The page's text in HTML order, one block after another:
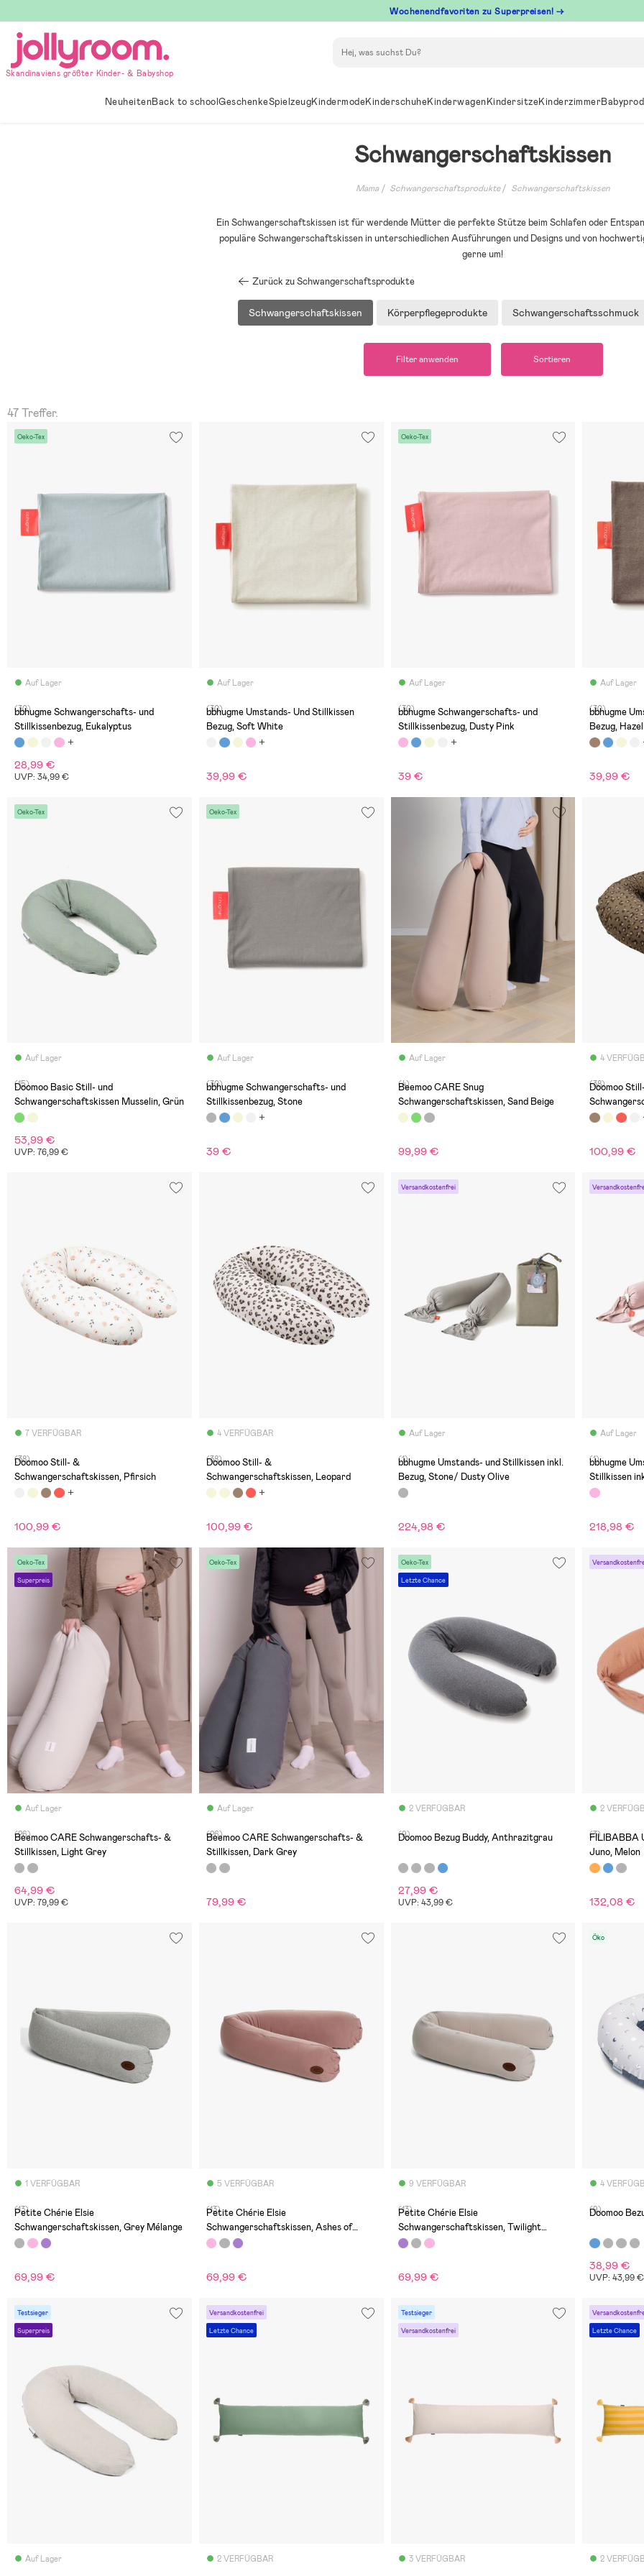
till
innehållet
Wochenendfavoriten zu Superpreisen! →
Skandinaviens größter Kinder- & Babyshop
NeuheitenBack to schoolGeschenkeSpielzeugKindermodeKinderschuheKinderwagenKindersitzeKinderzimmer
Schwangerschaftskissen
Mama Schwangerschaftsprodukte Schwangerschaftskissen
Ein Schwangerschaftskissen ist für werdende Mütter die perfekte Stütze beim Schlafen oder
populäre Schwangerschaftskissen in unterschiedlichen Ausführungen und Designs und von
gerne um!
Zurück zu Schwangerschaftsprodukte
Schwangerschaftskissen Körperpflegeprodukte Schwangerschaftsschmuck
Filter anwenden Sortieren
47 Treffer.
Oeko-Tex
Auf Lager
(30)
bbhugme Schwangerschafts- und
Stillkissenbezug, Eukalyptus
28,99 €
UVP: 34,99 €
Auf Lager
(30)
bbhugme Umstands- Und Stillkissen
Bezug, Soft White
39,99 €
Oeko-Tex
Auf Lager
(30)
bbhugme Schwangerschafts- und
Stillkissenbezug, Dusty Pink
39 €
Auf Lager
(30)
bbhugme
Bezug,
39,99 €
Oeko-Tex
Auf Lager
(15)
Doomoo Basic Still- und
Schwangerschaftskissen Musselin, Grün
53,99 €
UVP: 76,99 €
Oeko-Tex
Auf Lager
(30)
bbhugme Schwangerschafts- und
Stillkissenbezug, Stone
39 €
Auf Lager
(4)
Beemoo CARE Snug
Schwangerschaftskissen, Sand Beige
99,99 €
4
(38)
Doomoo Still- &
Leopard
100,99 €
7 VERFÜGBAR
(38)
Doomoo Still- &
Schwangerschaftskissen, Pfirsich
100,99 €
4 VERFÜGBAR
(38)
Doomoo Still- &
Schwangerschaftskissen, Leopard
100,99 €
Versandkostenfrei
Auf Lager
(1)
bbhugme Umstands- und Stillkissen inkl.
Bezug, Stone/ Dusty Olive
224,98 €
Auf Lager
(1)
bbhugme
Stillkissen
Pink/
218,98 €
Oeko-Tex
Superpreis
Auf Lager
(26)
Beemoo CARE Schwangerschafts- &
Stillkissen, Light Grey
64,99 €
UVP: 79,99 €
Oeko-Tex
Auf Lager
(26)
Beemoo CARE Schwangerschafts- &
Stillkissen, Dark Grey
79,99 €
Oeko-Tex
Letzte Chance
2 VERFÜGBAR
(9)
Doomoo Bezug Buddy, Anthrazitgrau
27,99 €
UVP: 43,99 €
2
(3)
FILIBABBA
Juno, Melon
132,08 €
1 VERFÜGBAR
(13)
Petite Chérie Elsie
Schwangerschaftskissen, Grey Mélange
69,99 €
5 VERFÜGBAR
(13)
Petite Chérie Elsie
Schwangerschaftskissen, Ashes of
Roses
69,99 €
9 VERFÜGBAR
(13)
Petite Chérie Elsie
Schwangerschaftskissen, Twilight
Mauve
69,99 €
Öko
4
(9)
Doomoo
38,99 €
UVP: 43,99 €
Testsieger
Superpreis
Auf Lager
Versandkostenfrei
Letzte Chance
2 VERFÜGBAR
Testsieger
Versandkostenfrei
3 VERFÜGBAR
Letzte Chance
2